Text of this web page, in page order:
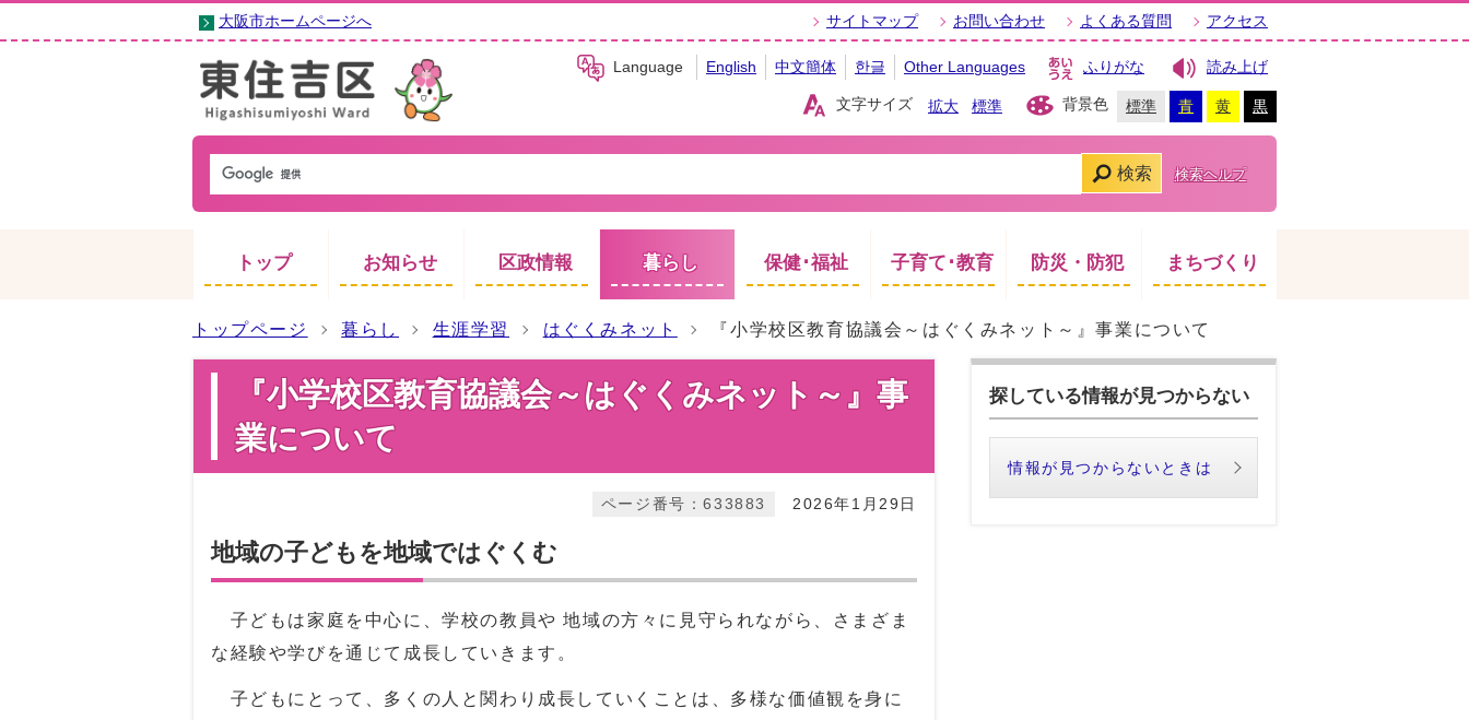
大阪市ホームページへ サイトマップ お問い合わせ よくある質問 アクセス
Language English 中文簡体 한글 Other Languages ふりがな 読み上げ
文字サイズ 拡大 標準 背景色 標準 青 黄 黒
検索 検索ヘルプ
トップ お知らせ 区政情報 暮らし 保健･福祉 子育て･教育 防災・防犯 まちづくり
トップページ 暮らし 生涯学習 はぐくみネット 『小学校区教育協議会～はぐくみネット～』事業について
『小学校区教育協議会～はぐくみネット～』事
業について
2026年1月29日
ページ番号：633883
地域の子どもを地域ではぐくむ
子どもは家庭を中心に、学校の教員や 地域の方々に見守られながら、さまざま
な経験や学びを通じて成長していきます。
子どもにとって、多くの人と関わり成長していくことは、多様な価値観を身に
探している情報が見つからない
情報が見つからないときは